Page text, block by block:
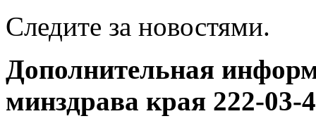
Следите за новостями.
Дополнительная
минздрава края 222-03-